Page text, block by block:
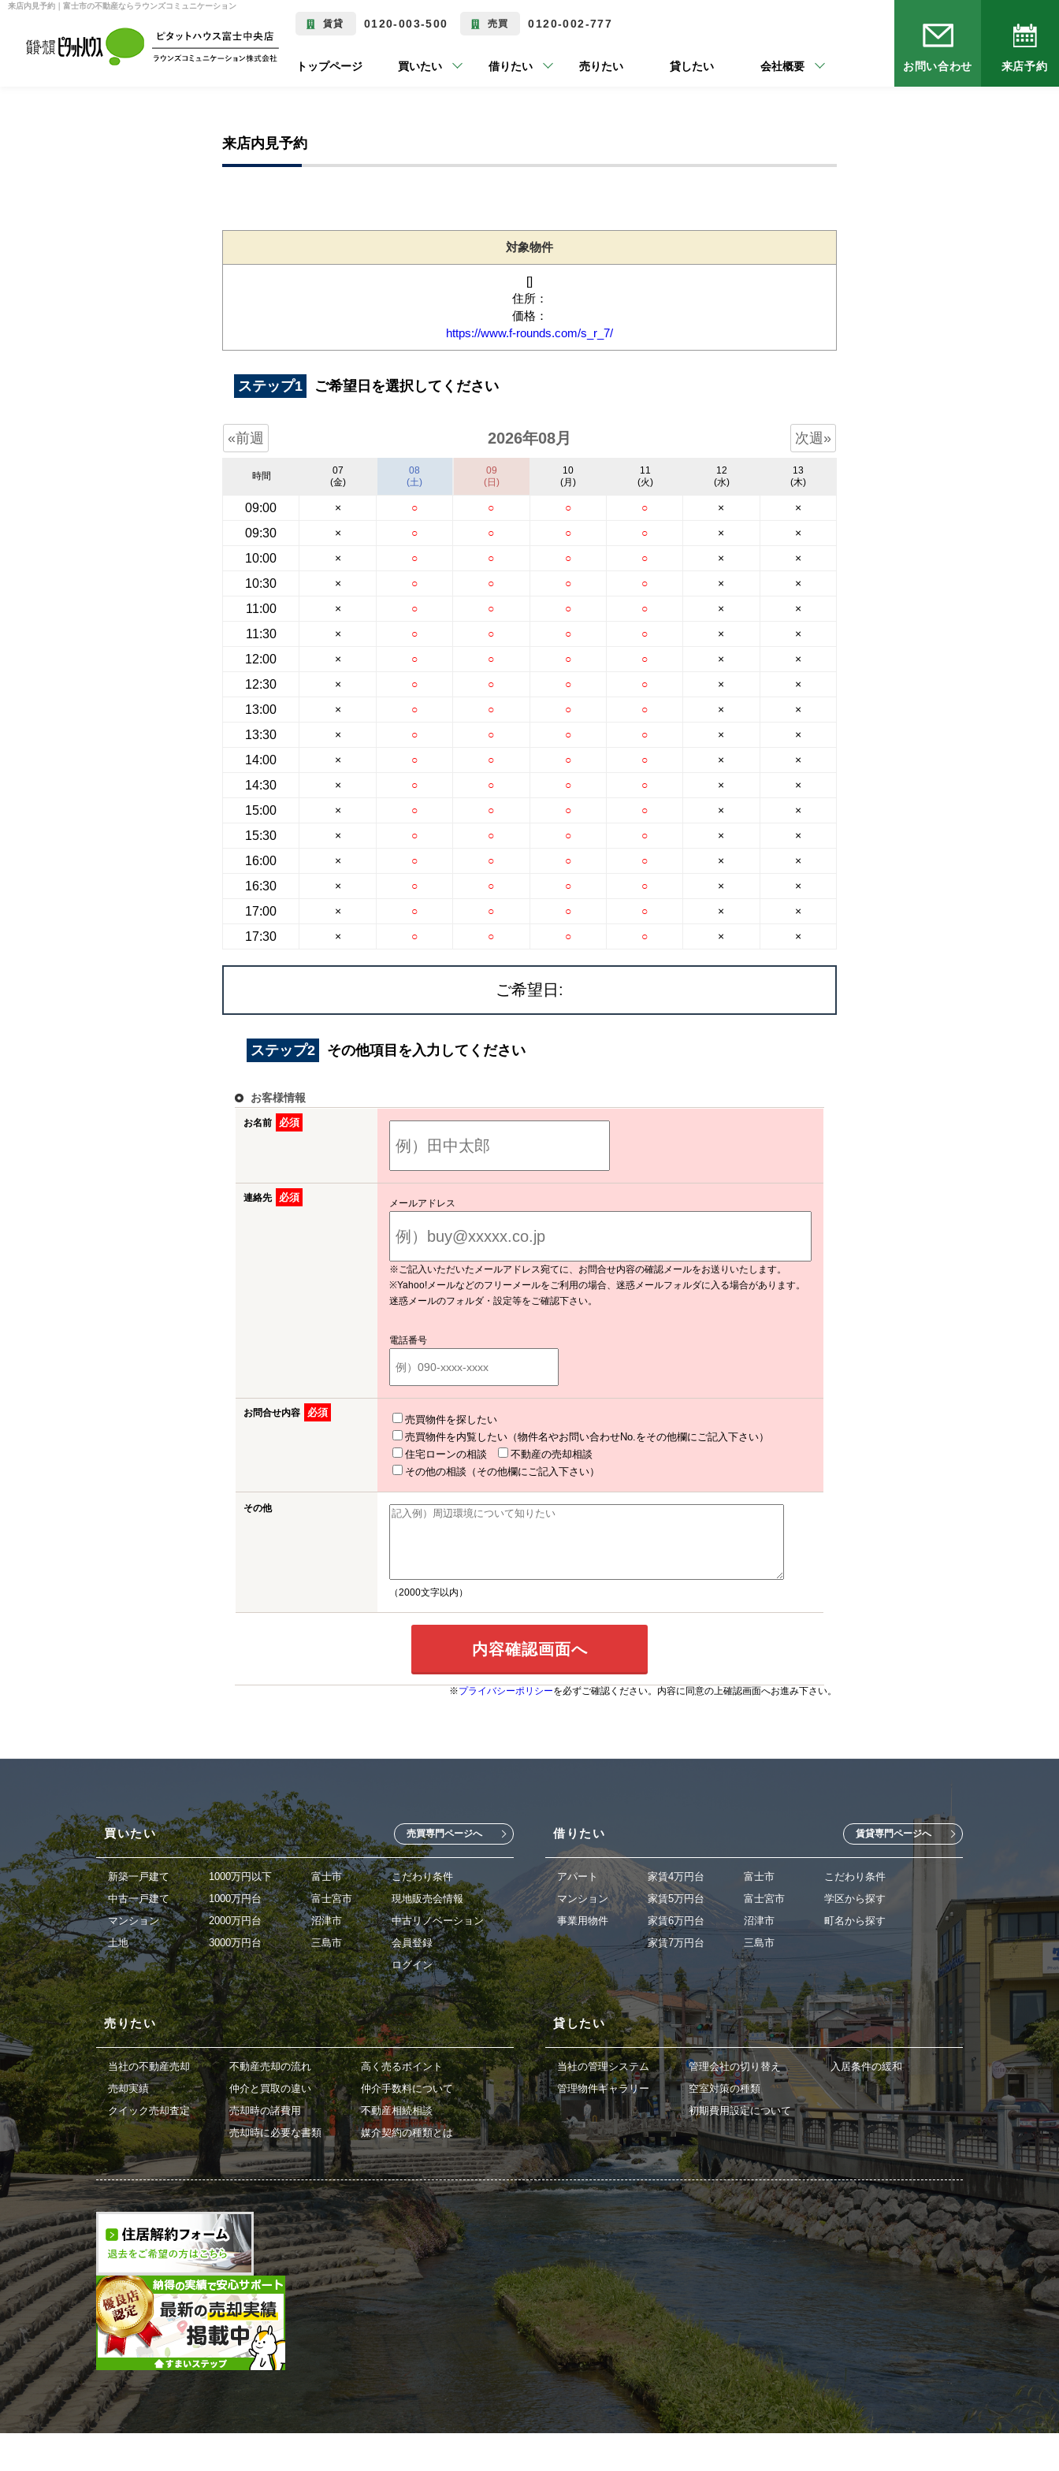
来店内見予約｜富士市の不動産ならラウンズコミュニケーション
賃貸 0120-003-500 売買 0120-002-777
トップページ 買いたい 借りたい 売りたい 貸したい 会社概要 お問い合わせ 来店予約
来店内見予約
対象物件
[]
住所：
価格：
https://www.f-rounds.com/s_r_7/
ステップ1 ご希望日を選択してください
«前週 2026年08月 次週»
時間
09:00
09:30
10:00
10:30
11:00
11:30
12:00
12:30
13:00
13:30
14:00
14:30
15:00
15:30
16:00
16:30
17:00
17:30
07
(金)
×
×
×
×
×
×
×
×
×
×
×
×
×
×
×
×
×
×
08
(土)
○
○
○
○
○
○
○
○
○
○
○
○
○
○
○
○
○
○
09
(日)
○
○
○
○
○
○
○
○
○
○
○
○
○
○
○
○
○
○
10
(月)
○
○
○
○
○
○
○
○
○
○
○
○
○
○
○
○
○
○
11
(火)
○
○
○
○
○
○
○
○
○
○
○
○
○
○
○
○
○
○
12
(水)
×
×
×
×
×
×
×
×
×
×
×
×
×
×
×
×
×
×
13
(木)
×
×
×
×
×
×
×
×
×
×
×
×
×
×
×
×
×
×
ご希望日:
ステップ2 その他項目を入力してください
お客様情報
お名前 必須
連絡先 必須 メールアドレス
※ご記入いただいたメールアドレス宛てに、お問合せ内容の確認メールをお送りいたします。
※Yahoo!メールなどのフリーメールをご利用の場合、迷惑メールフォルダに入る場合があります。
迷惑メールのフォルダ・設定等をご確認下さい。
電話番号
お問合せ内容 必須
売買物件を探したい
売買物件を内覧したい（物件名やお問い合わせNo.をその他欄にご記入下さい）
住宅ローンの相談
不動産の売却相談
その他の相談（その他欄にご記入下さい）
その他
（2000文字以内）
※プライバシーポリシーを必ずご確認ください。内容に同意の上確認画面へお進み下さい。
買いたい 売買専門ページへ
新築一戸建て
中古一戸建て
マンション
土地
1000万円以下
1000万円台
2000万円台
3000万円台
富士市
富士宮市
沼津市
三島市
こだわり条件
現地販売会情報
中古リノベーション
会員登録
ログイン
借りたい 賃貸専門ページへ
アパート
マンション
事業用物件
家賃4万円台
家賃5万円台
家賃6万円台
家賃7万円台
富士市
富士宮市
沼津市
三島市
こだわり条件
学区から探す
町名から探す
売りたい
当社の不動産売却
売却実績
クイック売却査定
不動産売却の流れ
仲介と買取の違い
売却時の諸費用
売却時に必要な書類
高く売るポイント
仲介手数料について
不動産相続相談
媒介契約の種類とは
貸したい
当社の管理システム
管理物件ギャラリー
管理会社の切り替え
空室対策の種類
初期費用設定について
入居条件の緩和